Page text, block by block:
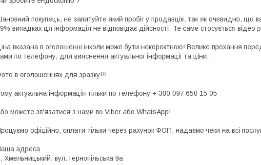
покупець, не запитуйте який пробіг у продавців, так як очевидно, що
випадках ця інформація не відповідає дійсності. Те саме стосується відео
вказана в оголошенні інколи може бути некоректною! Велике прохання
по телефону, для вияснення актуальної інформації та ціни.
в оголошеннях для зразку!!!
актуальна інформація тільки по телефону + 380 097 650 15 05
можете зв'язатися з нами по Viber або WhatsApp!
офіційно, оплати тільки через рахунок ФОП, надаємо чеки на всі
адреса
Хмельницький, вул.Тернопільська 9а